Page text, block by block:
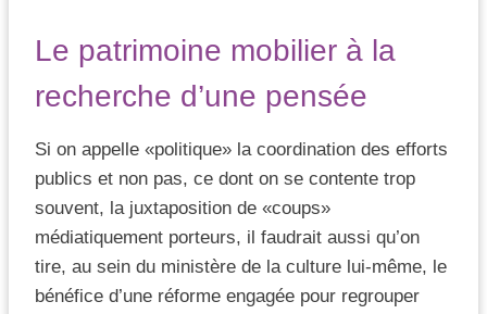
Le patrimoine mobilier à la
recherche d’une pensée
Si on appelle «politique» la coordination des efforts
publics et non pas, ce dont on se contente trop
souvent, la juxtaposition de «coups»
médiatiquement porteurs, il faudrait aussi qu’on
tire, au sein du ministère de la culture lui-même, le
bénéfice d’une réforme engagée pour regrouper